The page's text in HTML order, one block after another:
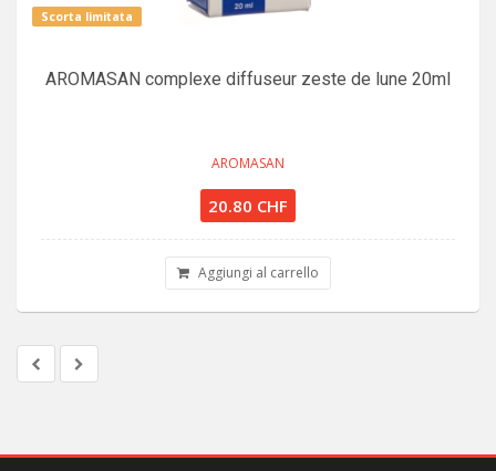
Scorta limitata
AROMASAN complexe diffuseur zeste de lune 20ml
AROMASAN
20.80 CHF
Aggiungi al carrello